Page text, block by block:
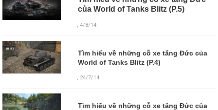
của World of Tanks Blitz (P.5)
, 4/8/14
Tìm hiểu về những cỗ xe tăng Đức của
World of Tanks Blitz (P.4)
, 24/7/14
Tìm hiểu về những cỗ xe tăng Đức của